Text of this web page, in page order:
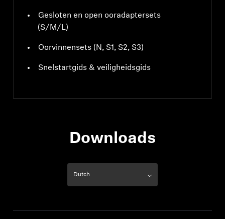
Gesloten en open ooradaptersets
(S/M/L)
Oorvinnensets (N, S1, S2, S3)
Snelstartgids & veiligheidsgids
Downloads